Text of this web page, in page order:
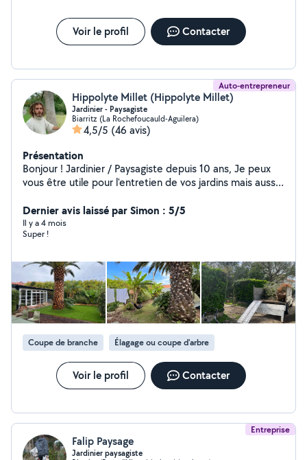
Voir le profil Contacter
Auto-entrepreneur
Hippolyte Millet (Hippolyte Millet)
Jardinier - Paysagiste
Biarritz (La Rochefoucauld-Aguilera)
4,5/5 (46 avis)
Présentation
Bonjour ! Jardinier / Paysagiste depuis 10 ans, Je peux
vous être utile pour l'entretien de vos jardins mais aussi
camion benne et de tout les outils nécessaires pour
travailler efficacement et dans le respect des végétaux
et des règles de sécurités.
Dernier avis laissé par Simon : 5/5
Il y a 4 mois
Super !
Coupe de branche Élagage ou coupe d'arbre
Voir le profil Contacter
Entreprise
Falip Paysage
Jardinier paysagiste